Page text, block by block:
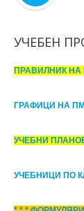
УЧЕБЕН
ПРАВИЛНИК
ГРАФИЦИ НА
УЧЕБНИ
УЧЕБНИЦИ ПО